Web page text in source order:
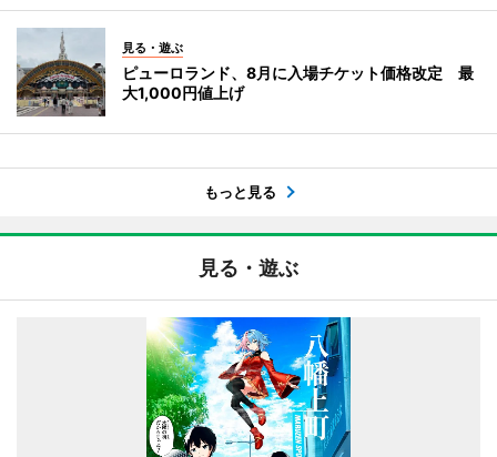
見る・遊ぶ
ピューロランド、8月に入場チケット価格改定 最
大1,000円値上げ
もっと見る
見る・遊ぶ